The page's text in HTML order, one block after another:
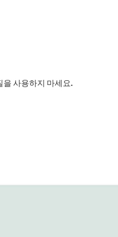
을 사용하지 마세요.